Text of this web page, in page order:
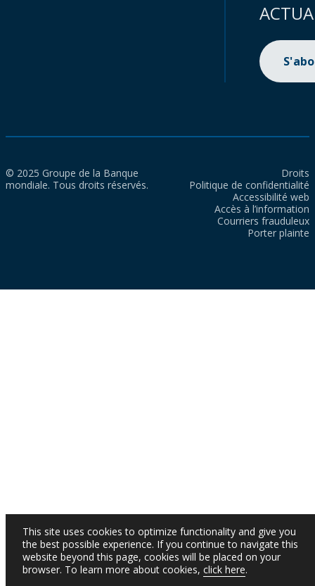
© 2025 Groupe de la Banque
mondiale. Tous droits réservés.
Droits
Politique de confidentialité
Accessibilité web
Accès à l’information
Courriers frauduleux
Porter plainte
This site uses cookies to optimize functionality and give you
the best possible experience. If you continue to navigate this
website beyond this page, cookies will be placed on your
browser. To learn more about cookies, click here.